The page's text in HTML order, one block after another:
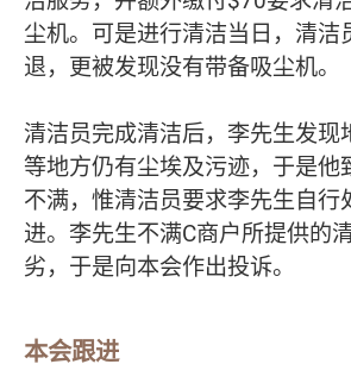
尘机。可是进行清洁当日，清洁
退，更被发现没有带备吸尘机。
清洁员完成清洁后，李先生发现
等地方仍有尘埃及污迹，于是他
不满，惟清洁员要求李先生自行
进。李先生不满C商户所提供的
劣，于是向本会作出投诉。
本会跟进